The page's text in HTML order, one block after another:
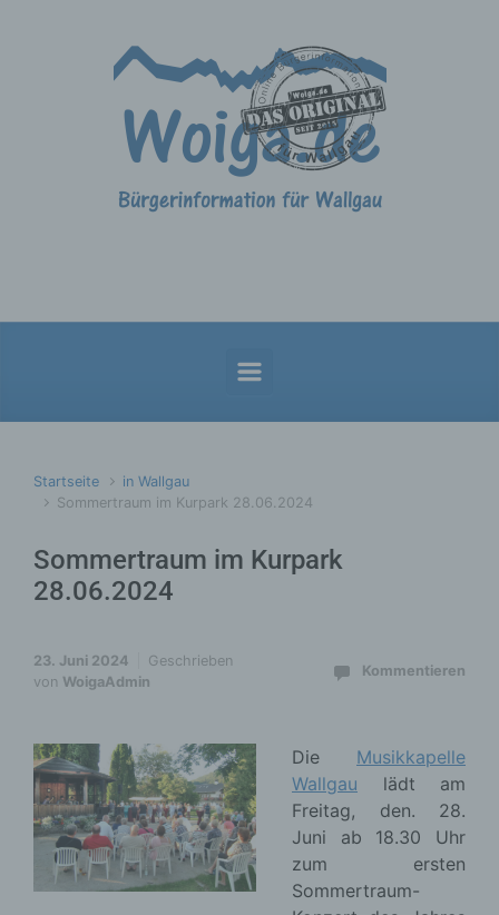
Startseite
in Wallgau
Sommertraum im Kurpark 28.06.2024
Sommertraum im Kurpark
28.06.2024
23. Juni 2024
Geschrieben
von WoigaAdmin
Kommentieren
Die Musikkapelle
Wallgau lädt am
Freitag, den. 28.
Juni ab 18.30 Uhr
zum ersten
Sommertraum-